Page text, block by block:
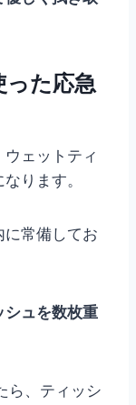
った応急
ェットティ
ります。
に常備してお
シュを数枚重
ら、ティッシ